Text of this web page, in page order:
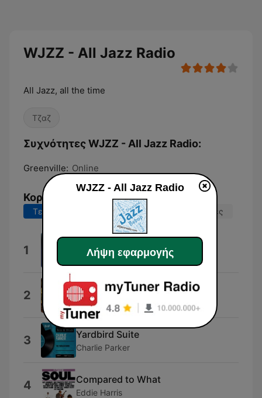
WJZZ - All Jazz Radio
All Jazz, all the time
Τζαζ
Συχνότητες WJZZ - All Jazz Radio:
Greenville: Online
Κορυφαία τραγούδια
Τελευταίες 7 ημέρες Τελευταίες 30 ημέρες
1 skyjack radio
2 Morning Dance
Spyro Gyra
3 Yardbird Suite
Charlie Parker
4 Compared to What
Eddie Harris
WJZZ - All Jazz Radio
Λήψη εφαρμογής